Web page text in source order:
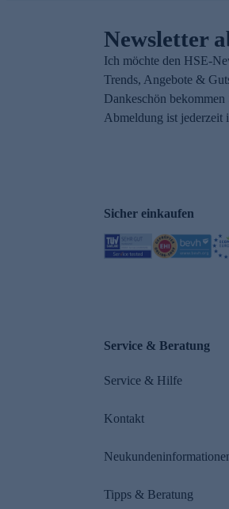
Newsletter
Ich möchte den HSE-
Trends, Angebote &
Dankeschön
Abmeldung ist jederzeit
Sicher einkaufen
Service & Beratung
Service & Hilfe
Kontakt
Tipps & Beratung